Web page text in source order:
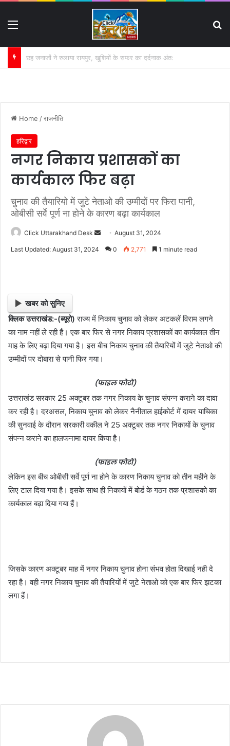
गंगा की बदहाली पर कृष्णकान्त के पत्र का असर:
Home /राजनीति
हरिद्वार
नगर निकाय प्रशासकों का
कार्यकाल फिर बढ़ा
चुनाव की तैयारियो में जुटे नेताओ की उम्मीदों पर फिरा पानी,
ओबीसी सर्वे पूर्ण ना होने के कारण बढ़ा कार्यकाल
Click Uttarakhand Desk
m
a
i
l
August 31, 2024
Last Updated: August 31, 2024 0 2,771 1 minute read
खबर को सुनिए
क्लिक उत्तराखंड:-(ब्यूरो) राज्य में निकाय चुनाव को लेकर अटकलें विराम लगने
का नाम नहीं ले रही हैं। एक बार फिर से नगर निकाय प्रशासकों का कार्यकाल तीन
माह के लिए बढ़ा दिया गया है। इस बीच निकाय चुनाव की तैयारियों में जुटे नेताओ की
उम्मीदों पर दोबारा से पानी फिर गया।
(फाइल फोटो)
उत्तराखंड सरकार 25 अक्टूबर तक नगर निकाय के चुनाव संपन्न कराने का दावा
कर रही है। दरअसल, निकाय चुनाव को लेकर नैनीताल हाईकोर्ट में दायर याचिका
की सुनवाई के दौरान सरकारी वकील ने 25 अक्टूबर तक नगर निकायों के चुनाव
संपन्न कराने का हालफनामा दायर किया है।
(फाइल फोटो)
लेकिन इस बीच ओबीसी सर्वे पूर्ण ना होने के कारण निकाय चुनाव को तीन महीने के
लिए टाल दिया गया है। इसके साथ ही निकायों में बोर्ड के गठन तक प्रशासको का
कार्यकाल बढ़ा दिया गया हैं।
जिसके कारण अक्टूबर माह में नगर निकाय चुनाव होना संभव होता दिखाई नही दे
रहा है। वही नगर निकाय चुनाव की तैयारियों में जुटे नेताओ को एक बार फिर झटका
लगा हैं।